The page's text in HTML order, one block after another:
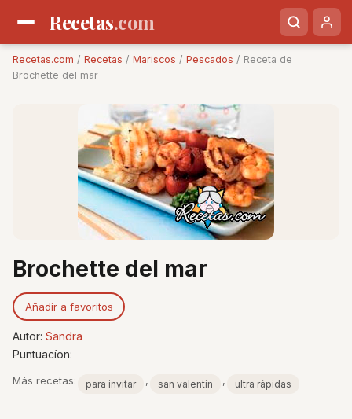
Recetas.com
Recetas.com / Recetas / Mariscos / Pescados / Receta de
Brochette del mar
Brochette del mar
Añadir a favoritos
Autor: Sandra
Puntuacíon:
Más recetas: para invitar , san valentin , ultra rápidas